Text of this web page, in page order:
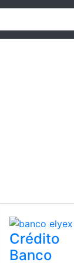
Crédito
Banco